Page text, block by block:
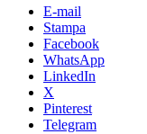
E-mail
Stampa
Facebook
WhatsApp
LinkedIn
X
Pinterest
Telegram